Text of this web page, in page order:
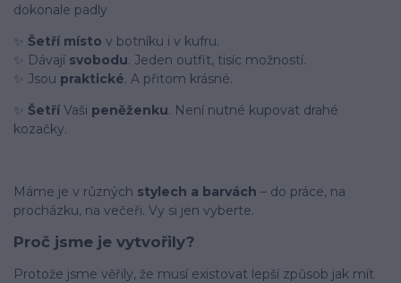
dokonale padly
✨ Šetří místo v botníku i v kufru.
✨ Dávají svobodu. Jeden outfit, tisíc možností.
✨ Jsou praktické. A přitom krásné.
✨ ŠetříVaši peněženku. Není nutné kupovat drahé
kozačky.
Máme je v různých stylech a barvách – do práce, na
procházku, na večeři. Vy si jen vyberte.
Proč jsme je vytvořily?
Protože jsme věřily, že musí existovat lepší způsob jak mít